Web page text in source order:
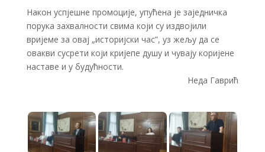
​Након успјешне промоције, упућена је заједничка
порука захвалности свима који су издвојили
вријеме за овај „историјски час”, уз жељу да се
овакви сусрети који кријепе душу и чувају коријене
наставе и у будућности.
Неда Гаврић